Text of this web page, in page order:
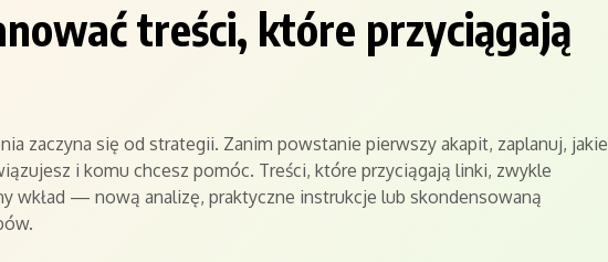
treści, które przyciągają
zaczyna się od strategii. Zanim powstanie pierwszy akapit, zaplanuj, jakie
i komu chcesz pomóc. Treści, które przyciągają linki, zwykle
wkład — nową analizę, praktyczne instrukcje lub skondensowaną